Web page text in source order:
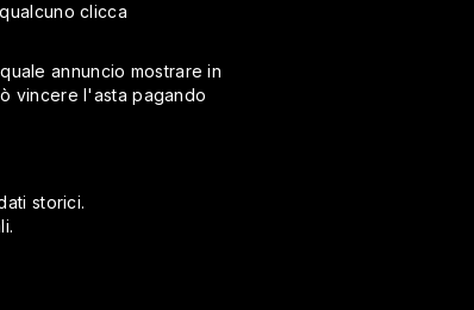
clicca
annuncio mostrare in
vincere l'asta pagando
storici.